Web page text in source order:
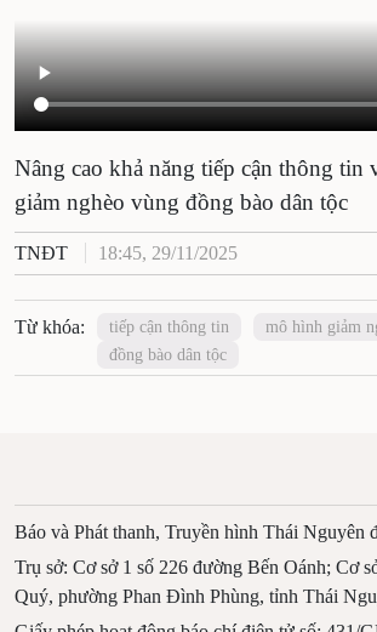
Nâng cao khả năng tiếp cận thông tin
giảm nghèo vùng đồng bào dân tộc
TNĐT 18:45, 29/11/2025
Từ khóa: tiếp cận thông tin
mô hình giảm
đồng bào dân tộc
Báo và Phát thanh, Truyền hình Thái Nguyên
Trụ sở: Cơ sở 1 số 226 đường Bến Oánh; Cơ
Quý, phường Phan Đình Phùng, tỉnh Thái